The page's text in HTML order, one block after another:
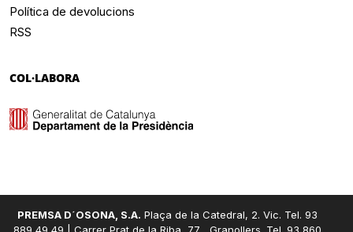
Política de devolucions
RSS
COL·LABORA
PREMSA D´OSONA, S.A. Plaça de la Catedral, 2. Vic. Tel. 93
889 49 49 | Carrer Prat de la Riba, 77 , Granollers. Tel. 93 860